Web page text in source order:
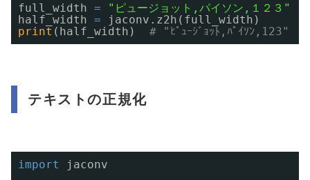
full_width =
"ピュージョット,パイソン,１２３"
half_width =
jaconv.z2h(full_width)
print (half_width) # "ﾋﾟｭｰｼﾞｮｯﾄ,ﾊﾟｲｿﾝ,123"
テキストの正規化
import jaconv